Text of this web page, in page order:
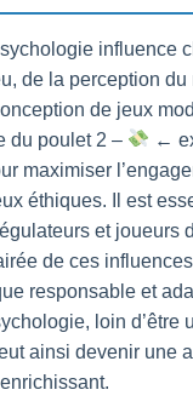
influence
de la perception du
de jeux
du poulet 2 –
←
maximiser
éthiques. Il est
et joueurs
de ces
responsable et
loin d’être
ainsi devenir une